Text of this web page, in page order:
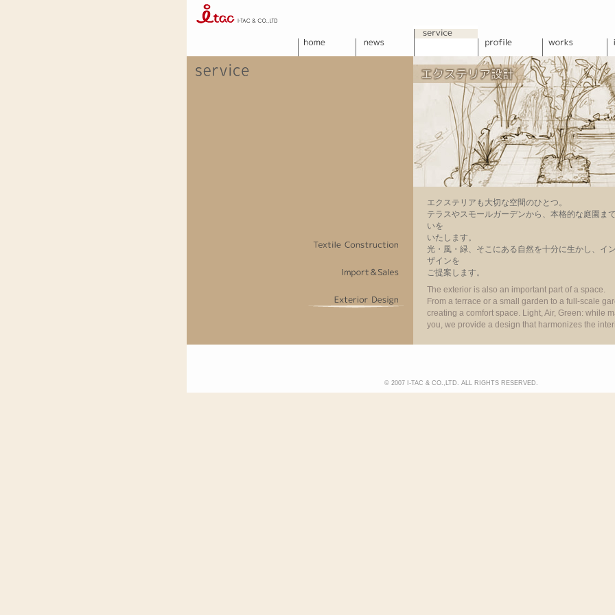
エクステリアも大切な空間のひとつ。
テラスやスモールガーデンから、本格的な庭園ま
いを
いたします。
光・風・緑、そこにある自然を十分に生かし、イ
ザインを
ご提案します。
The exterior is also an important part of a space.
From a terrace or a small garden to a full-scale
creating a comfort space. Light, Air, Green: while
you, we provide a design that harmonizes the
© 2007 I-TAC & CO.,LTD. ALL RIGHTS RESERVED.